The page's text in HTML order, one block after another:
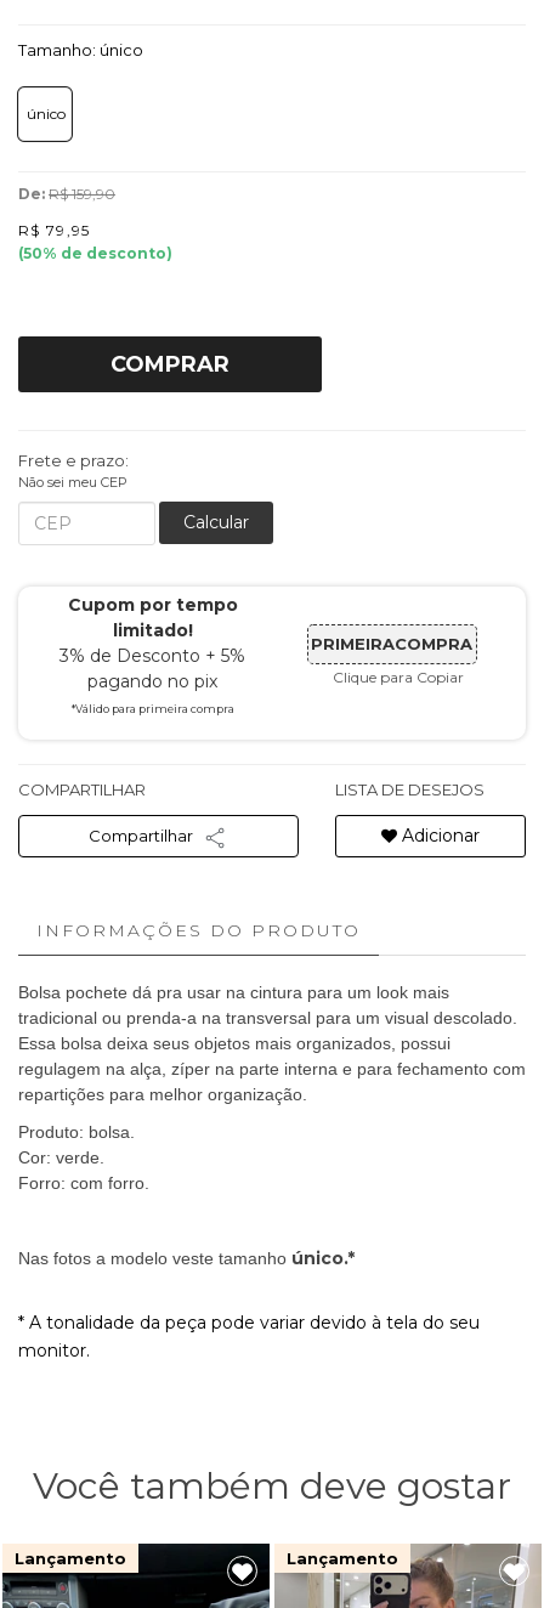
Tamanho: único
único
De: R$ 159,90
R$ 79,95
(50% de desconto)
COMPRAR
Frete e prazo:
Não sei meu CEP
Calcular
Cupom por tempo
limitado!
3% de Desconto + 5%
pagando no pix
*Válido para primeira compra
PRIMEIRACOMPRA
Clique para Copiar
COMPARTILHAR
Compartilhar
LISTA DE DESEJOS
Adicionar
INFORMAÇÕES DO PRODUTO
Bolsa pochete dá pra usar na cintura para um look mais
tradicional ou prenda-a na transversal para um visual descolado.
Essa bolsa deixa seus objetos mais organizados, possui
regulagem na alça, zíper na parte interna e para fechamento com
repartições para melhor organização.
Produto: bolsa.
Cor: verde.
Forro: com forro.
Nas fotos a modelo veste tamanho único.*
* A tonalidade da peça pode variar devido à tela do seu
monitor.
Você também deve gostar
Lançamento Lançamento